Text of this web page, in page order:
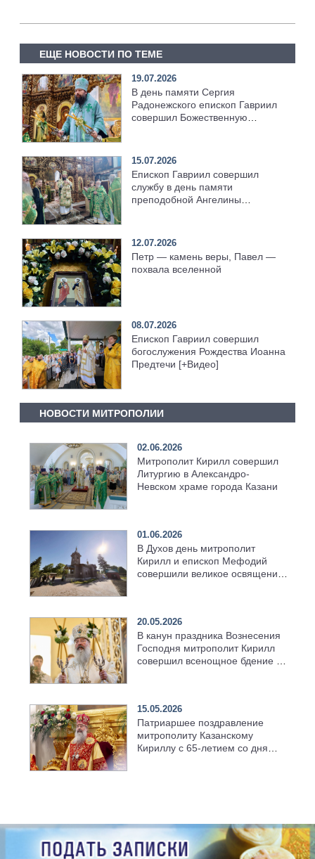
ЕЩЕ НОВОСТИ ПО ТЕМЕ
19.07.2026
В день памяти Сергия
Радонежского епископ Гавриил
совершил Божественную
15.07.2026
Епископ Гавриил совершил
службу в день памяти
преподобной Ангелины
12.07.2026
Петр — камень веры, Павел —
похвала вселенной
08.07.2026
Епископ Гавриил совершил
богослужения Рождества Иоанна
Предтечи [+Видео]
НОВОСТИ МИТРОПОЛИИ
02.06.2026
Митрополит Кирилл совершил
Литургию в Александро-
Невском храме города Казани
01.06.2026
В Духов день митрополит
Кирилл и епископ Мефодий
совершили великое освящение
20.05.2026
В канун праздника Вознесения
Господня митрополит Кирилл
совершил всенощное бдение в
15.05.2026
Патриаршее поздравление
митрополиту Казанскому
Кириллу с 65-летием со дня